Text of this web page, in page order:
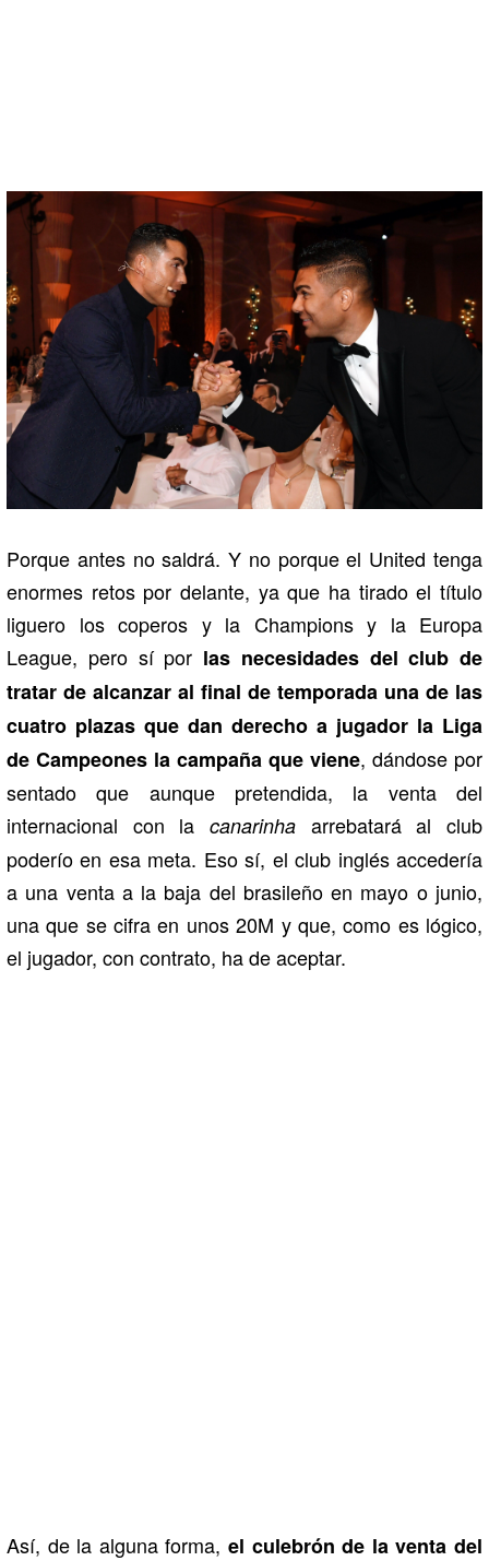
Porque antes no saldrá. Y no porque el United tenga
enormes retos por delante, ya que ha tirado el título
liguero los coperos y la Champions y la Europa
League, pero sí por las necesidades del club de
tratar de alcanzar al final de temporada una de las
cuatro plazas que dan derecho a jugador la Liga
de Campeones la campaña que viene, dándose por
sentado que aunque pretendida, la venta del
internacional con la canarinha arrebatará al club
poderío en esa meta. Eso sí, el club inglés accedería
a una venta a la baja del brasileño en mayo o junio,
una que se cifra en unos 20M y que, como es lógico,
el jugador, con contrato, ha de aceptar.
Así, de la alguna forma, el culebrón de la venta del